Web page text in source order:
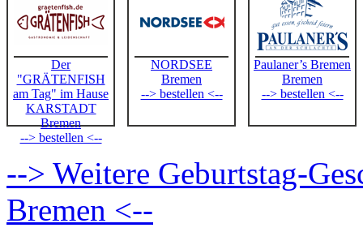
Der
"GRÄTENFISH
am Tag" im Hause
KARSTADT
Bremen
--> bestellen <--
NORDSEE
Bremen
--> bestellen <--
Paulaner’s Bremen
Bremen
--> bestellen <--
--> Weitere Geburtstag-
Bremen <--